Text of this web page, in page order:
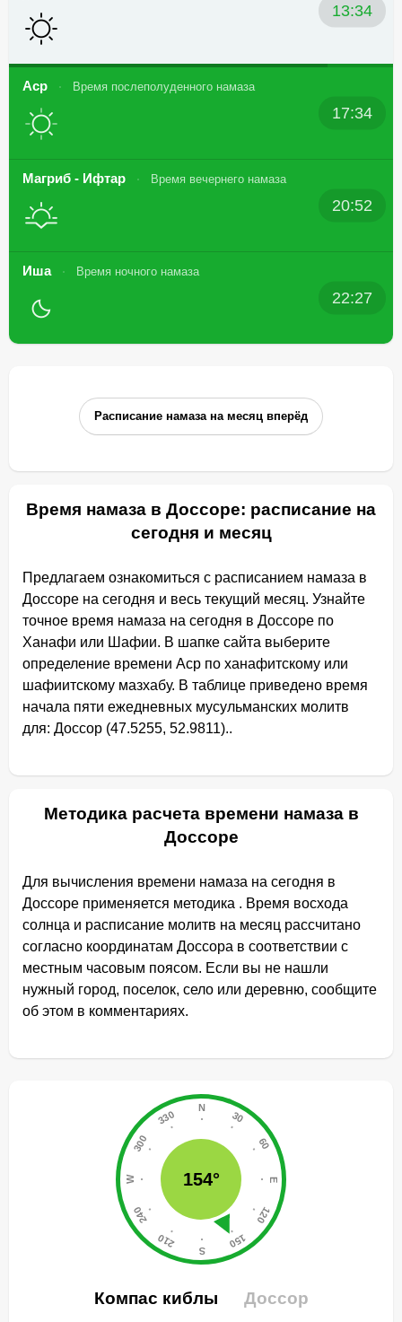
13:34
Аср Время послеполуденного намаза
17:34
Магриб - Ифтар Время вечернего намаза
20:52
Иша Время ночного намаза
22:27
Расписание намаза на месяц вперёд
Время намаза в Доссоре: расписание на
сегодня и месяц
Предлагаем ознакомиться с расписанием намаза в
Доссоре на сегодня и весь текущий месяц. Узнайте
точное время намаза на сегодня в Доссоре по
Ханафи или Шафии. В шапке сайта выберите
определение времени Аср по ханафитскому или
шафиитскому мазхабу. В таблице приведено время
начала пяти ежедневных мусульманских молитв
для: Доссор (47.5255, 52.9811)..
Методика расчета времени намаза в
Доссоре
Для вычисления времени намаза на сегодня в
Доссоре применяется методика . Время восхода
солнца и расписание молитв на месяц рассчитано
согласно координатам Доссора в соответствии с
местным часовым поясом. Если вы не нашли
нужный город, поселок, село или деревню, сообщите
об этом в комментариях.
154°
Компас киблы Доссор